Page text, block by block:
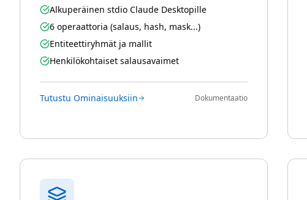
Alkuperäinen stdio Claude Desktopille
6 operaattoria (salaus, hash, mask...)
Entiteettiryhmät ja mallit
Henkilökohtaiset salausavaimet
Tutustu Ominaisuuksiin Dokumentaatio